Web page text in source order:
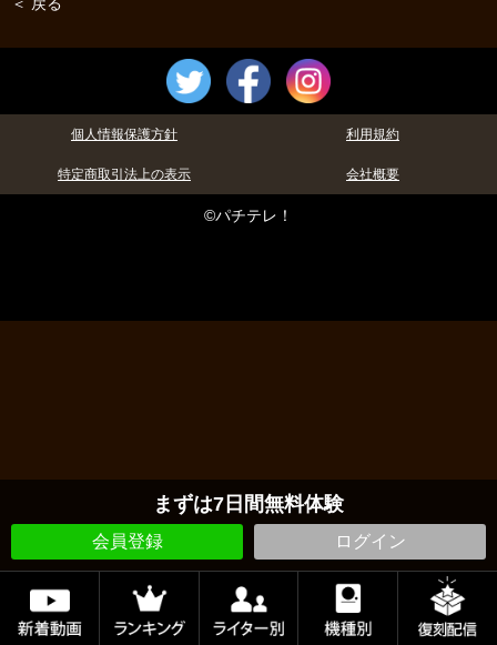
まずは7日間無料体験
会員登録 ログイン
＜ 戻る
個人情報保護方針 利用規約
特定商取引法上の表示 会社概要
©パチテレ！